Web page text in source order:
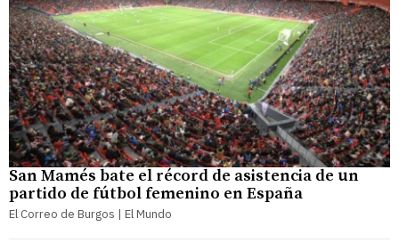
San Mamés bate el récord de asistencia de un
partido de fútbol femenino en España
El Correo de Burgos | El Mundo